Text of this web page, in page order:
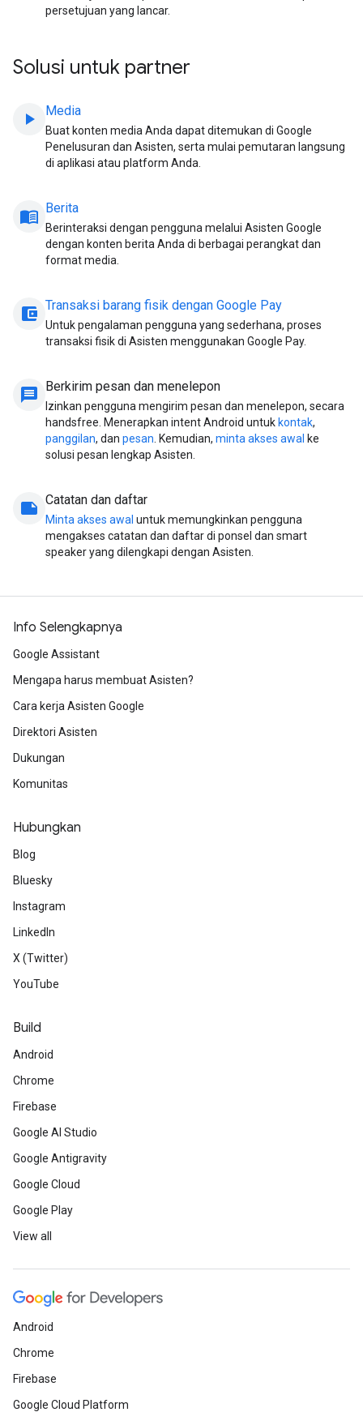
persetujuan yang lancar.
Solusi untuk partner
play_arrow Media
Buat konten media Anda dapat ditemukan di Google
Penelusuran dan Asisten, serta mulai pemutaran langsung
di aplikasi atau platform Anda.
menu_book Berita
Berinteraksi dengan pengguna melalui Asisten Google
dengan konten berita Anda di berbagai perangkat dan
format media.
account_balance_wallet Transaksi barang fisik dengan Google Pay
Untuk pengalaman pengguna yang sederhana, proses
transaksi fisik di Asisten menggunakan Google Pay.
message Berkirim pesan dan menelepon
Izinkan pengguna mengirim pesan dan menelepon, secara
handsfree. Menerapkan intent Android untuk kontak,
panggilan, dan pesan . Kemudian, minta akses awal ke
solusi pesan lengkap Asisten.
note Catatan dan daftar
Minta akses awal untuk memungkinkan pengguna
mengakses catatan dan daftar di ponsel dan smart
speaker yang dilengkapi dengan Asisten.
Info Selengkapnya
Google Assistant
Mengapa harus membuat Asisten?
Cara kerja Asisten Google
Direktori Asisten
Dukungan
Komunitas
Hubungkan
Blog
Bluesky
Instagram
LinkedIn
X (Twitter)
YouTube
Build
Android
Chrome
Firebase
Google AI Studio
Google Antigravity
Google Cloud
Google Play
View all
Android
Chrome
Firebase
Google Cloud Platform